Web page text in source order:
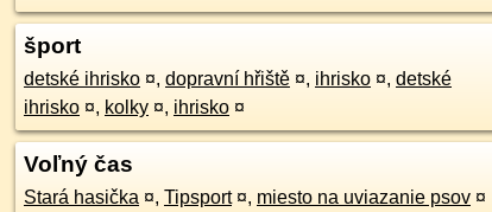
šport
detské ihrisko ¤, dopravní hřiště ¤, ihrisko ¤, detské
ihrisko ¤, kolky ¤, ihrisko ¤
Voľný čas
Stará hasička ¤, Tipsport ¤, miesto na uviazanie psov ¤